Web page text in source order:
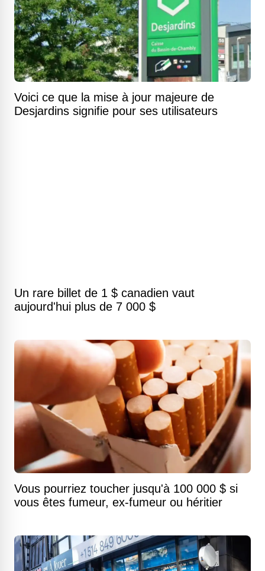
Voici ce que la mise à jour majeure de
Desjardins signifie pour ses utilisateurs
Un rare billet de 1 $ canadien vaut
aujourd'hui plus de 7 000 $
Vous pourriez toucher jusqu'à 100 000 $ si
vous êtes fumeur, ex-fumeur ou héritier